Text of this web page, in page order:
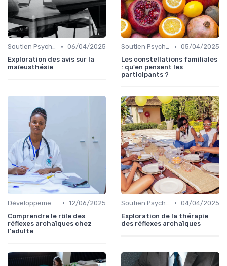
Soutien Psychologique et Thérapies • 06/04/2025
Exploration des avis sur la
maïeusthésie
Soutien Psychologique et Thérapies • 05/04/2025
Les constellations familiales
: qu'en pensent les
participants ?
Développement Personnel • 12/06/2025
Comprendre le rôle des
réflexes archaïques chez
l'adulte
Soutien Psychologique et Thérapies • 04/04/2025
Exploration de la thérapie
des réflexes archaïques